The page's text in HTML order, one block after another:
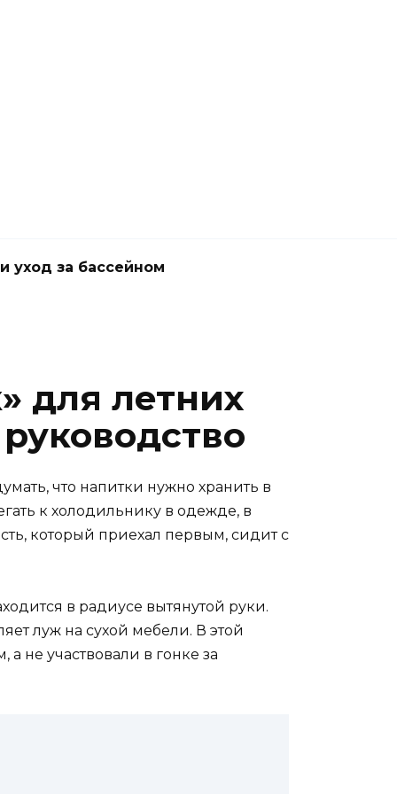
уход за бассейном
для летних
что напитки нужно хранить в
к холодильнику в одежде, в
который приехал первым, сидит с
в радиусе вытянутой руки.
луж на сухой мебели. В этой
а не участвовали в гонке за